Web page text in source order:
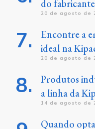
do
20 de agosto de
Encontre a
ideal na
20 de agosto de
Produtos
a linha da
14 de agosto de
Quando